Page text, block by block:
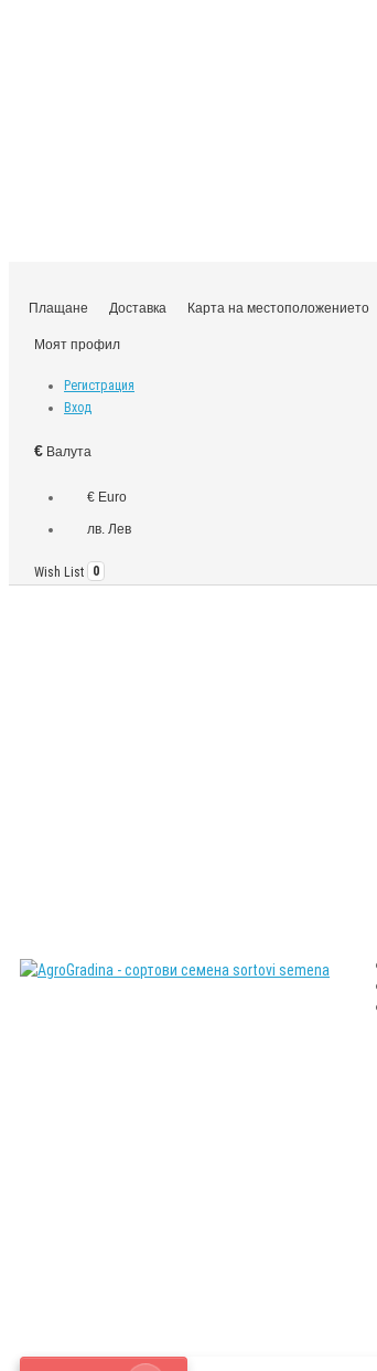
Плащане Доставка Карта на местоположението
Моят профил
Регистрация
Вход
€ Валута
€ Euro
лв. Лев
Wish List 0